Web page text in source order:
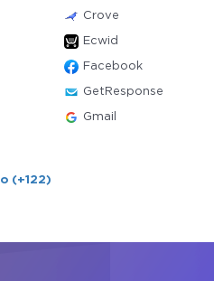
Crove
Ecwid
Facebook
GetResponse
Gmail
(+122)